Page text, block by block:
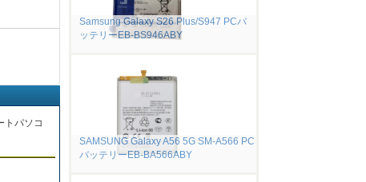
トパソコ
Samsung Galaxy S26 Plus/S947 PCバ
ッテリーEB-BS946ABY
SAMSUNG Galaxy A56 5G SM-A566 PC
バッテリーEB-BA566ABY